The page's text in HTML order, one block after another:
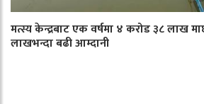
मत्स्य केन्द्रबाट एक वर्षमा ४ करोड ३८ लाख
लाखभन्दा बढी आम्दानी